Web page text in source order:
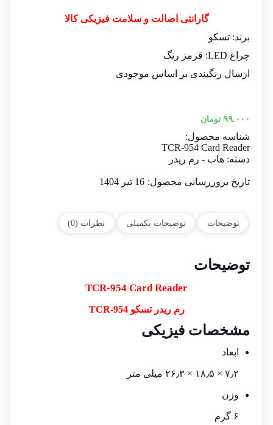
گارانتی اصالت و سلامت فیزیکی کالا
برند: تسکو
چراغ LED: قرمز رنگ
ارسال رنگبندی بر اساس موجودی
۹۹.۰۰۰ تومان
شناسه محصول:
TCR-954 Card Reader
دسته: هاب - رم ریدر
تاریخ بروزرسانی محصول: 16 تیر 1404
توضیحات توضیحات تکمیلی نظرات (0)
توضیحات
TCR-954 Card Reader
رم ریدر تسکو TCR-954
مشخصات فیزیکی
ابعاد
۷٫۲ × ۱۸٫۵ × ۲۶٫۳ میلی متر
وزن
۶ گرم